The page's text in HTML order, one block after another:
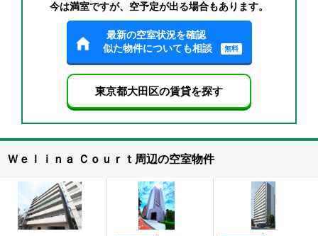
今は満室ですが、空予定が出る場合もあります。
最新の空室状況を確認
似た物件についても相談
無料
東京都大田区の賃貸を探す
Ｗｅｌｉｎａ Ｃｏｕｒｔ周辺の空室物件